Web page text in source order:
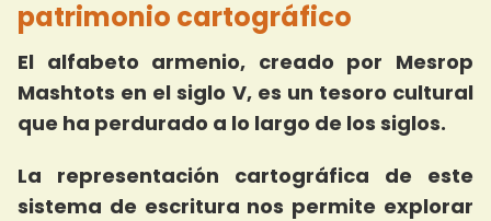
patrimonio cartográfico
El alfabeto armenio, creado por Mesrop
Mashtots en el siglo V, es un tesoro cultural
que ha perdurado a lo largo de los siglos.
La representación cartográfica de este
sistema de escritura nos permite explorar